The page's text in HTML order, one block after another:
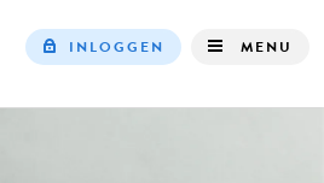
INLOGGEN MENU